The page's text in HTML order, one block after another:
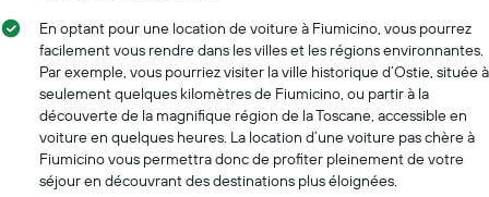
En optant pour une location de voiture à Fiumicino, vous pourrez
facilement vous rendre dans les villes et les régions environnantes.
Par exemple, vous pourriez visiter la ville historique d’Ostie, située à
seulement quelques kilomètres de Fiumicino, ou partir à la
découverte de la magnifique région de la Toscane, accessible en
voiture en quelques heures. La location d’une voiture pas chère à
Fiumicino vous permettra donc de profiter pleinement de votre
séjour en découvrant des destinations plus éloignées.